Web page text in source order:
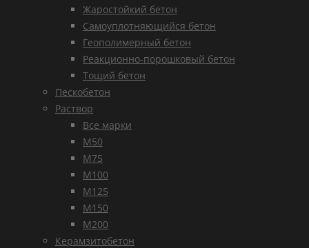
Жаростойкий бетон
Самоуплотняющийся бетон
Геополимерный бетон
Реакционно-порошковый бетон
Тощий бетон
Пескобетон
Раствор
Все марки
М50
М75
М100
М125
М150
М200
Керамзитобетон